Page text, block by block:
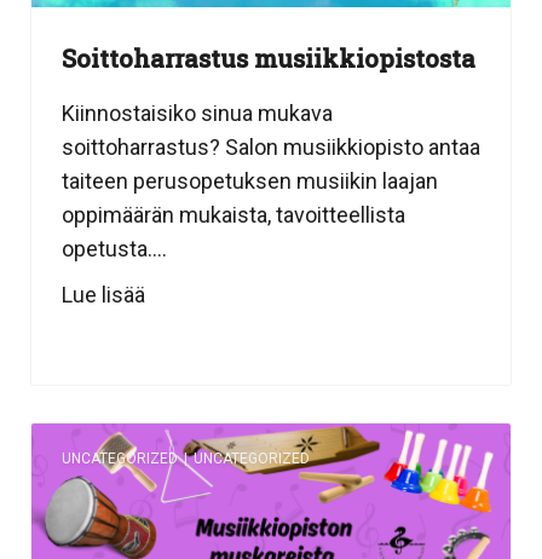
Soittoharrastus musiikkiopistosta
Kiinnostaisiko sinua mukava
soittoharrastus? Salon musiikkiopisto antaa
taiteen perusopetuksen musiikin laajan
oppimäärän mukaista, tavoitteellista
opetusta....
Lue lisää
UNCATEGORIZED | UNCATEGORIZED